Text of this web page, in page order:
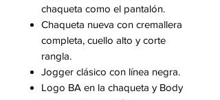
chaqueta como el pantalón.
Chaqueta nueva con cremallera
completa, cuello alto y corte
rangla.
Jogger clásico con línea negra.
Logo BA en la chaqueta y Body